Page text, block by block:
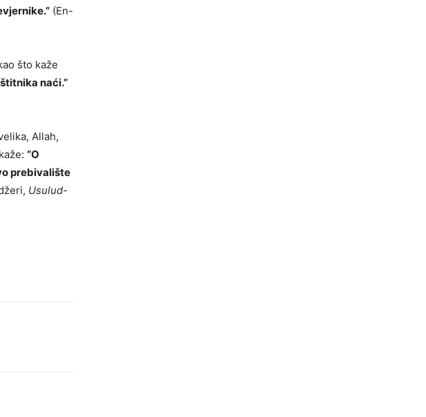
(En-
što kaže
naći.”
Allah,
“O
prebivalište
Usulud-